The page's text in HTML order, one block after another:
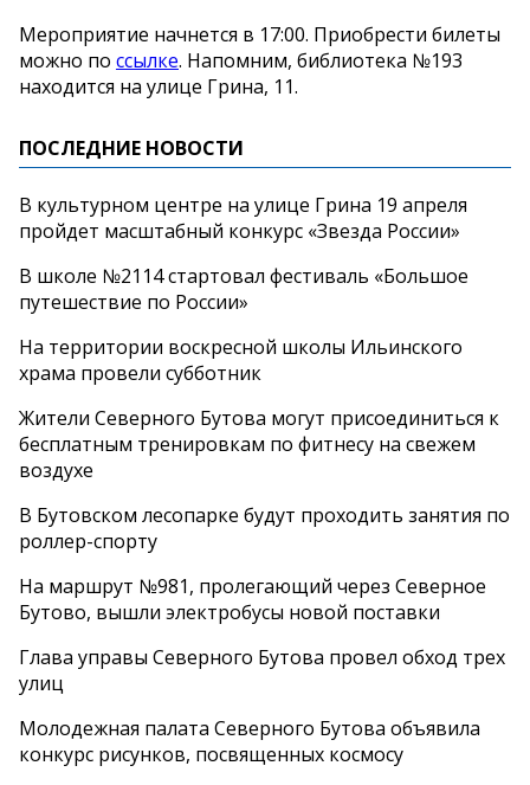
Мероприятие начнется в 17:00. Приобрести билеты
можно по ссылке. Напомним, библиотека №193
находится на улице Грина, 11.
ПОСЛЕДНИЕ НОВОСТИ
В культурном центре на улице Грина 19 апреля
пройдет масштабный конкурс «Звезда России»
В школе №2114 стартовал фестиваль «Большое
путешествие по России»
На территории воскресной школы Ильинского
храма провели субботник
Жители Северного Бутова могут присоединиться к
бесплатным тренировкам по фитнесу на свежем
воздухе
В Бутовском лесопарке будут проходить занятия по
роллер-спорту
На маршрут №981, пролегающий через Северное
Бутово, вышли электробусы новой поставки
Глава управы Северного Бутова провел обход трех
улиц
Молодежная палата Северного Бутова объявила
конкурс рисунков, посвященных космосу